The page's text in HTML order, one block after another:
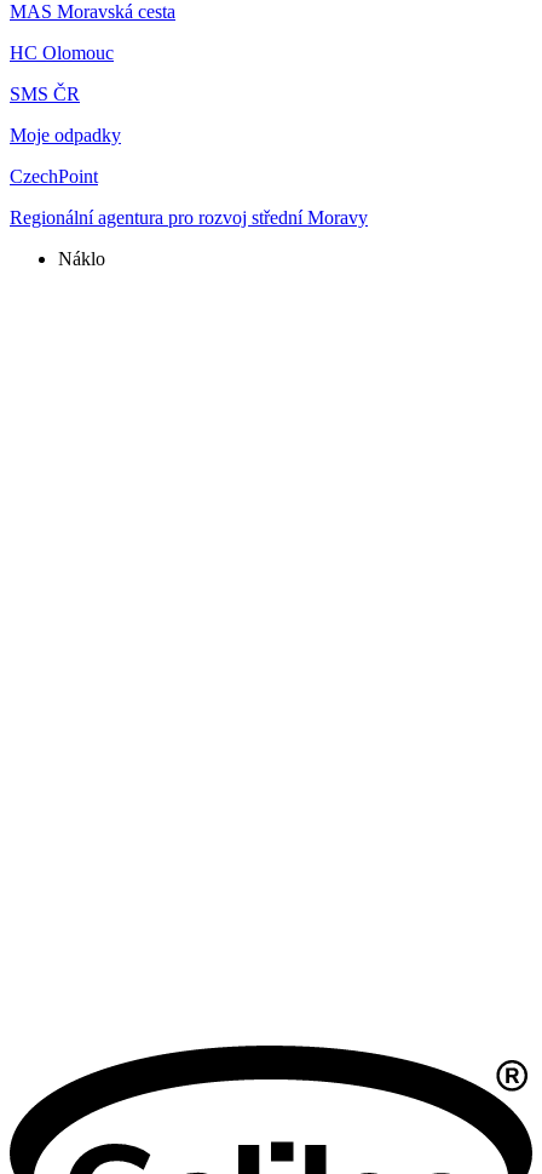
MAS Moravská cesta
HC Olomouc
SMS ČR
Moje odpadky
CzechPoint
Regionální agentura pro rozvoj střední Moravy
Náklo